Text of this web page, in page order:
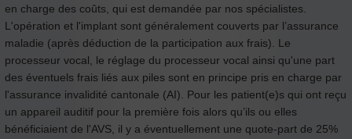
en charge des coûts, qui est demandée par nos spécialistes.
L'opération et l'implant sont généralement couverts par l’assurance
maladie (après déduction de la participation aux frais). Le
processeur vocal, le réglage du processeur vocal ainsi qu'une part
des éventuels frais liés aux piles sont en principe pris en charge par
l'assurance invalidité cantonale (AI). Pour les patient(e)s qui ont reçu
un appareil auditif pour la première fois alors qu’ils ou elles
bénéficiaient de l'AVS, il y a éventuellement une quote-part de 25%